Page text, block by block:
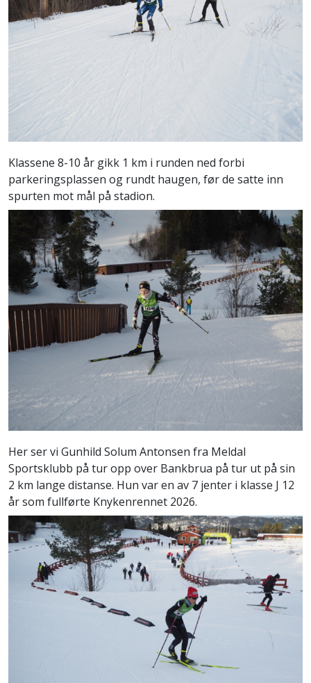
Klassene 8-10 år gikk 1 km i runden ned forbi
parkeringsplassen og rundt haugen, før de satte inn
spurten mot mål på stadion.
Her ser vi Gunhild Solum Antonsen fra Meldal
Sportsklubb på tur opp over Bankbrua på tur ut på sin
2 km lange distanse. Hun var en av 7 jenter i klasse J 12
år som fullførte Knykenrennet 2026.